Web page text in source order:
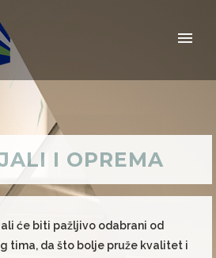
I OPREMA
će biti pažljivo odabrani od
tima, da što bolje pruže kvalitet i